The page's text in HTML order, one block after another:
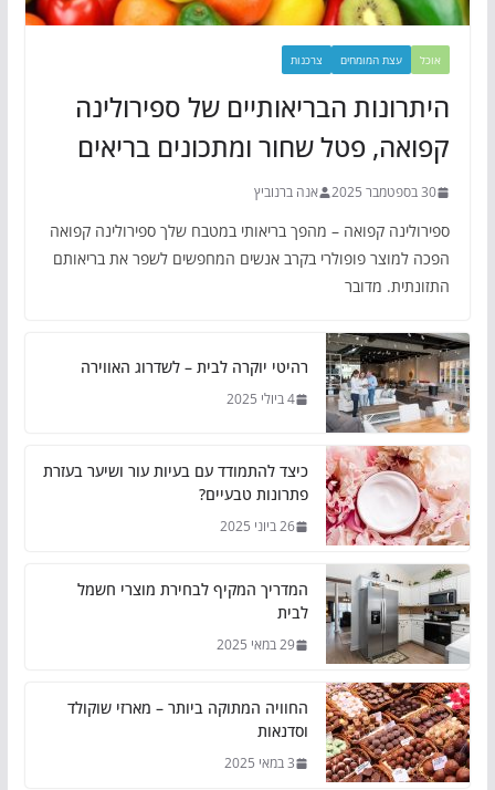
אוכל עצת המומחים צרכנות
היתרונות הבריאותיים של ספירולינה
קפואה, פטל שחור ומתכונים בריאים
30 בספטמבר 2025 אנה ברנוביץ
ספירולינה קפואה – מהפך בריאותי במטבח שלך ספירולינה קפואה
הפכה למוצר פופולרי בקרב אנשים המחפשים לשפר את בריאותם
התזונתית. מדובר
רהיטי יוקרה לבית – לשדרוג האווירה
4 ביולי 2025
כיצד להתמודד עם בעיות עור ושיער בעזרת
פתרונות טבעיים?
26 ביוני 2025
המדריך המקיף לבחירת מוצרי חשמל
לבית
29 במאי 2025
החוויה המתוקה ביותר – מארזי שוקולד
וסדנאות
3 במאי 2025